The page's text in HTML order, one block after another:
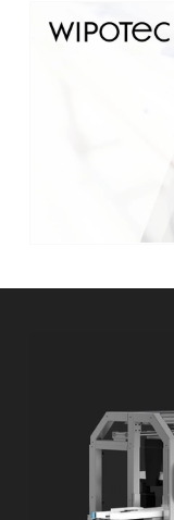
We need
We use a
content that
Please review
to watch this